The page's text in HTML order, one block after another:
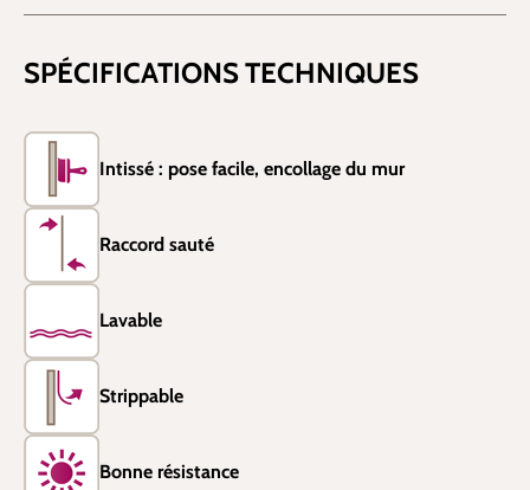
SPÉCIFICATIONS TECHNIQUES
Intissé : pose facile, encollage du mur
Raccord sauté
Lavable
Strippable
Bonne résistance